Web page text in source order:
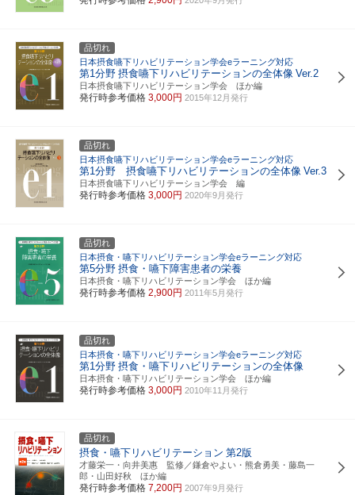
品切れ
日本摂食嚥下リハビリテーション学会eラーニング対応
第1分野 摂食嚥下リハビリテーションの全体像 Ver.2
日本摂食嚥下リハビリテーション学会 ほか編
発行時参考価格 3,000円 2015年12月発行
品切れ
日本摂食嚥下リハビリテーション学会eラーニング対応
第1分野 摂食嚥下リハビリテーションの全体像 Ver.3
日本摂食嚥下リハビリテーション学会 編
発行時参考価格 3,000円 2020年9月発行
品切れ
日本摂食・嚥下リハビリテーション学会eラーニング対応
第5分野 摂食・嚥下障害患者の栄養
日本摂食・嚥下リハビリテーション学会 ほか編
発行時参考価格 2,900円 2011年5月発行
品切れ
日本摂食・嚥下リハビリテーション学会eラーニング対応
第1分野 摂食・嚥下リハビリテーションの全体像
日本摂食・嚥下リハビリテーション学会 ほか編
発行時参考価格 3,000円 2010年11月発行
品切れ
摂食・嚥下リハビリテーション 第2版
才藤栄一・向井美惠 監修／鎌倉やよい・熊倉勇美・藤島一
郎・山田好秋 ほか編
発行時参考価格 7,200円 2007年9月発行